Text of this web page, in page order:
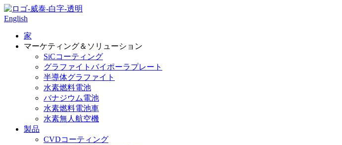
English
家
マーケティング＆ソリューション
SiCコーティング
グラファイトバイポーラプレート
半導体グラファイト
水素燃料電池
バナジウム電池
水素燃料電池車
水素無人航空機
製品
CVDコーティング